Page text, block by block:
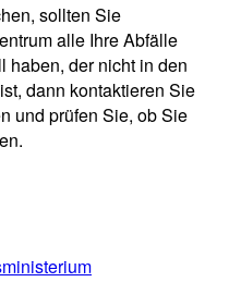
sollten Sie
alle Ihre Abfälle
haben, der nicht in den
dann kontaktieren Sie
und prüfen Sie, ob Sie